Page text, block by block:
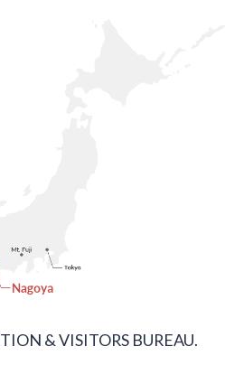
& VISITORS BUREAU.